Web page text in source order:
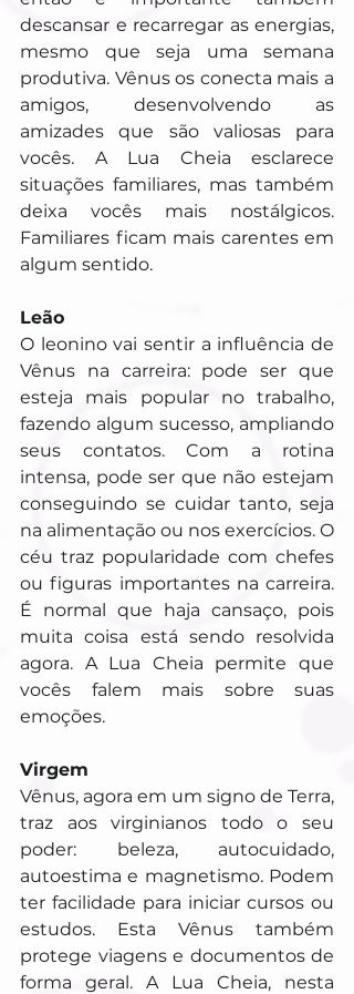
descansar e recarregar as energias,
mesmo que seja uma semana
produtiva. Vênus os conecta mais a
amigos, desenvolvendo as
amizades que são valiosas para
vocês. A Lua Cheia esclarece
situações familiares, mas também
deixa vocês mais nostálgicos.
Familiares ficam mais carentes em
algum sentido.
Leão
O leonino vai sentir a influência de
Vênus na carreira: pode ser que
esteja mais popular no trabalho,
fazendo algum sucesso, ampliando
seus contatos. Com a rotina
intensa, pode ser que não estejam
conseguindo se cuidar tanto, seja
na alimentação ou nos exercícios. O
céu traz popularidade com chefes
ou figuras importantes na carreira.
É normal que haja cansaço, pois
muita coisa está sendo resolvida
agora. A Lua Cheia permite que
vocês falem mais sobre suas
emoções.
Virgem
Vênus, agora em um signo de Terra,
traz aos virginianos todo o seu
poder: beleza, autocuidado,
autoestima e magnetismo. Podem
ter facilidade para iniciar cursos ou
estudos. Esta Vênus também
protege viagens e documentos de
forma geral. A Lua Cheia, nesta